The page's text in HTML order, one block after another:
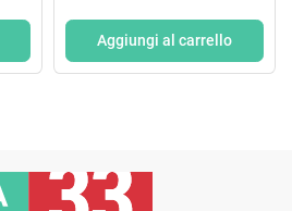
Aggiungi al carrello